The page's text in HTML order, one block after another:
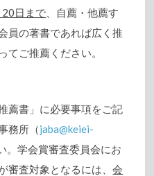
日まで 、自薦・他薦す
員の著書であれば広く推
てご推薦ください。
薦書」に必要事項をご記
務所（jaba@keiei-
。学会賞審査委員会にお
審査対象となるには、会